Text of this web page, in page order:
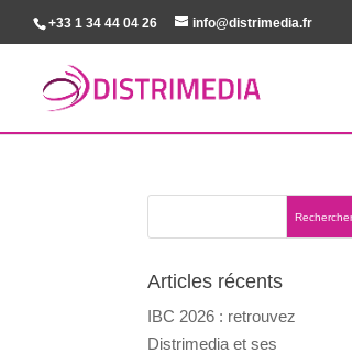
+33 1 34 44 04 26 info@distrimedia.fr
Articles récents
IBC 2026 : retrouvez
Distrimedia et ses